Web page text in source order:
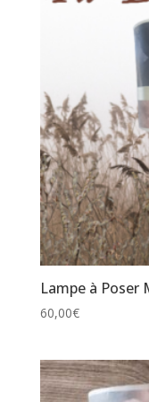
Lampe à Poser
60,00€